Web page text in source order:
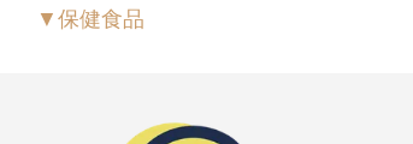
▼保健食品